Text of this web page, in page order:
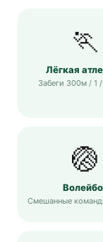
🏃
Лёгкая
Забеги 300м / 1
🏐
Смешанные